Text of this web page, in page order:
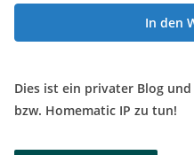
In den
Dies ist ein privater Blog
bzw. Homematic IP zu tun!